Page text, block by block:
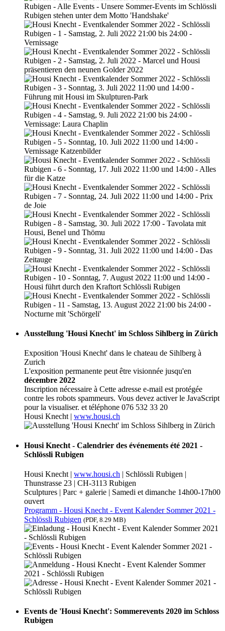
Ausstellung 'Housi Knecht' im Schloss Sihlberg in Zürich
Exposition 'Housi Knecht' dans le chateau de Sihlberg à
Zurich
L'exposition permanente peut être visionnée jusqu'en
décembre 2022
Inscription nécessaire à Cette adresse e-mail est protégée
contre les robots spammeurs. Vous devez activer le JavaScript
pour la visualiser. et téléphone 076 532 33 20
Housi Knecht | www.housi.ch
Housi Knecht - Calendrier des événements été 2021 -
Schlössli Rubigen
Housi Knecht | www.housi.ch | Schlössli Rubigen |
Thunstrasse 23 | CH-3113 Rubigen
Sculptures | Parc + galerie | Samedi et dimanche 14h00-17h00
ouvert
Programm - Housi Knecht - Event Kalender Sommer 2021 -
Schlössli Rubigen (PDF, 8.29 MB)
Events de 'Housi Knecht': Sommerevents 2020 im Schloss
Rubigen